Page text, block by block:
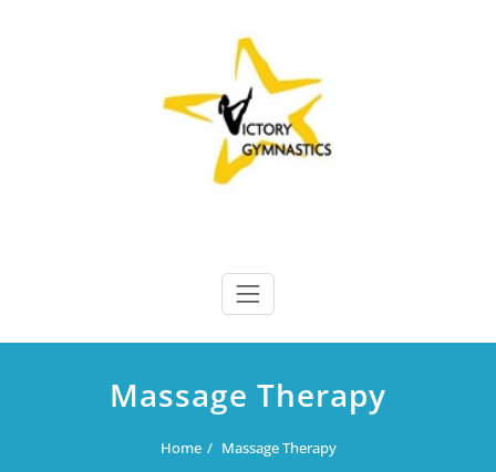
Victory Gymnastics
Massage Therapy
Home Massage Therapy